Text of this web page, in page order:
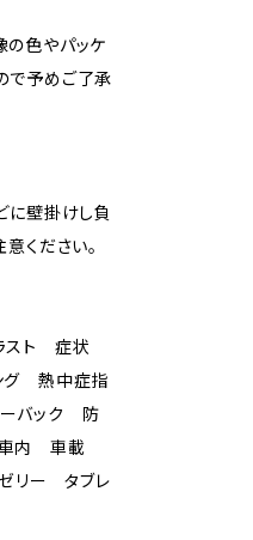
色やパッケ
で予めご了承
に壁掛けし負
ください。
スト 症状
グ 熱中症指
バック 防
内 車載
リー タブレ